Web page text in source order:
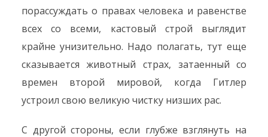
порассуждать о правах человека и равенстве
всех со всеми, кастовый строй выглядит
крайне унизительно. Надо полагать, тут еще
сказывается животный страх, затаенный со
времен второй мировой, когда Гитлер
устроил свою великую чистку низших рас.
С другой стороны, если глубже взглянуть на